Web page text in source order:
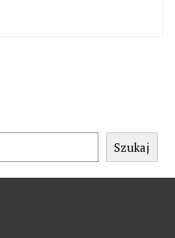
Szukaj